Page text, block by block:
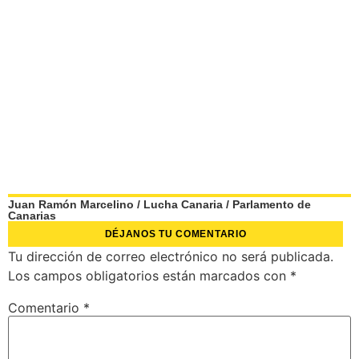
Juan Ramón Marcelino / Lucha Canaria / Parlamento de
Canarias
DÉJANOS TU COMENTARIO
Tu dirección de correo electrónico no será publicada.
Los campos obligatorios están marcados con *
Comentario *